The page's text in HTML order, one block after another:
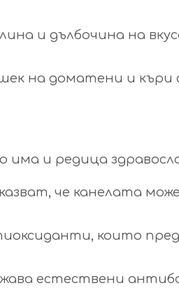
и дълбочина на
на доматени и къри
има и редица
че канелата
които
естествени